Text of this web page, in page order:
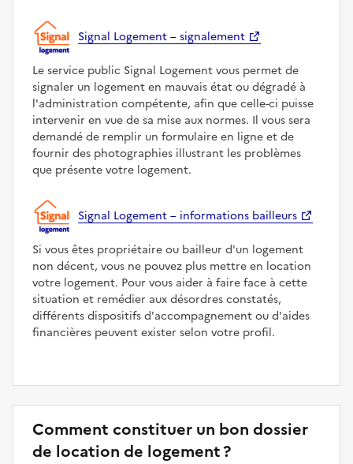
Signal Logement – signalement
Le service public Signal Logement vous permet de
signaler un logement en mauvais état ou dégradé à
l'administration compétente, afin que celle-ci puisse
intervenir en vue de sa mise aux normes. Il vous sera
demandé de remplir un formulaire en ligne et de
fournir des photographies illustrant les problèmes
que présente votre logement.
Signal Logement – informations bailleurs
Si vous êtes propriétaire ou bailleur d'un logement
non décent, vous ne pouvez plus mettre en location
votre logement. Pour vous aider à faire face à cette
situation et remédier aux désordres constatés,
différents dispositifs d'accompagnement ou d'aides
financières peuvent exister selon votre profil.
Comment constituer un bon dossier
de location de logement ?